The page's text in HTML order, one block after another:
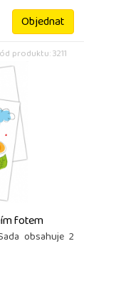
Objednat
produktu: 3211
fotem
obsahuje 2